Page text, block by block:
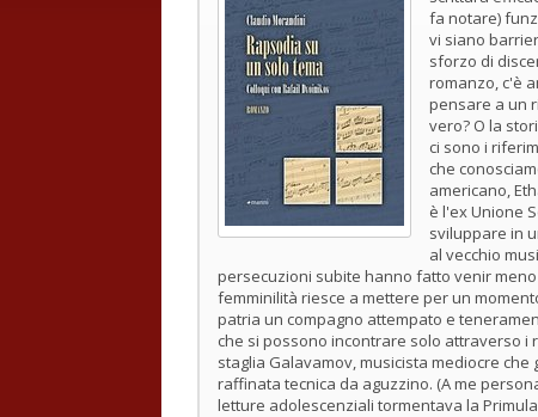
fa notare)
vi siano
sforzo di
romanzo, c'è
pensare a un
vero? O la
ci sono i
che
americano,
è l'ex Unione
sviluppare in
al vecchio
persecuzioni subite hanno fatto venir
femminilità riesce a mettere per un
patria un compagno attempato e
che si possono incontrare solo attraverso i
staglia Galavamov, musicista mediocre
raffinata tecnica da aguzzino. (A me
letture adolescenziali tormentava la Primula